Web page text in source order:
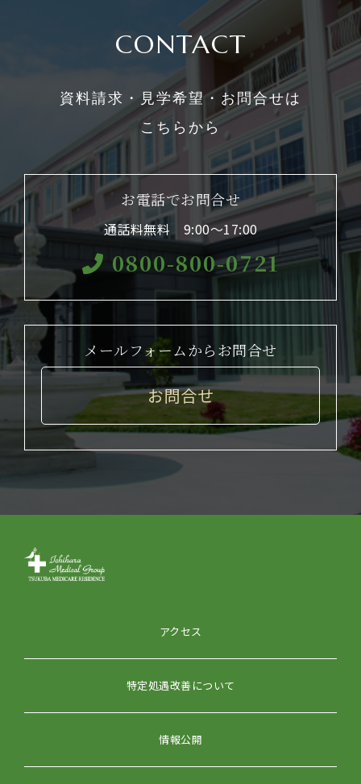
CONTACT
資料請求・見学希望・お問合せは
こちらから
お電話でお問合せ
通話料無料 9:00〜17:00
0800-800-0721
メールフォームからお問合せ
お問合せ
アクセス
特定処遇改善について
情報公開